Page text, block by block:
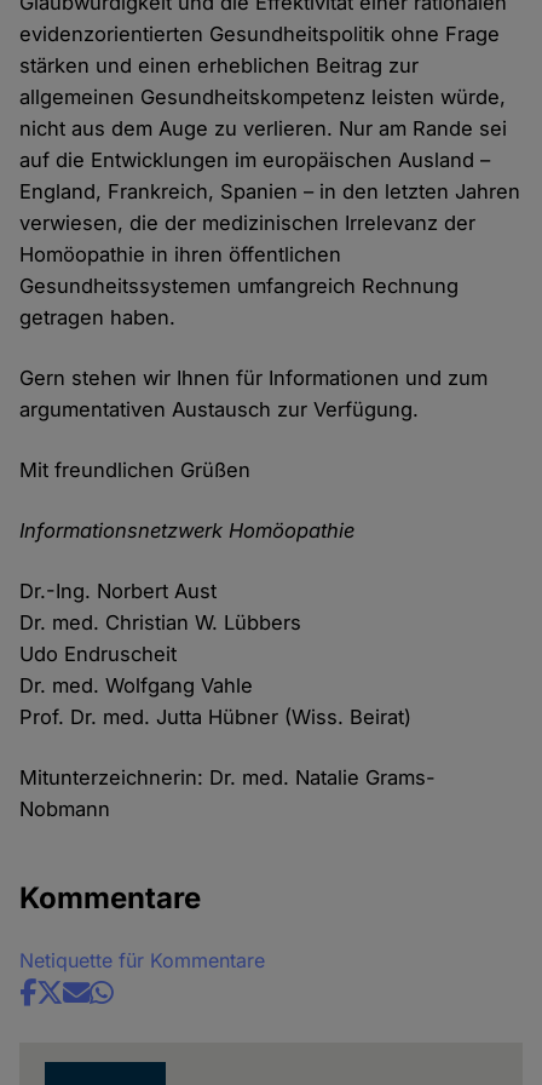
evidenzorientierten Gesundheitspolitik ohne Frage
stärken und einen erheblichen Beitrag zur
allgemeinen Gesundheitskompetenz leisten würde,
nicht aus dem Auge zu verlieren. Nur am Rande sei
auf die Entwicklungen im europäischen Ausland –
England, Frankreich, Spanien – in den letzten Jahren
verwiesen, die der medizinischen Irrelevanz der
Homöopathie in ihren öffentlichen
Gesundheitssystemen umfangreich Rechnung
getragen haben.
Gern stehen wir Ihnen für Informationen und zum
argumentativen Austausch zur Verfügung.
Mit freundlichen Grüßen
Informationsnetzwerk Homöopathie
Dr.-Ing. Norbert Aust
Dr. med. Christian W. Lübbers
Udo Endruscheit
Dr. med. Wolfgang Vahle
Prof. Dr. med. Jutta Hübner (Wiss. Beirat)
Mitunterzeichnerin: Dr. med. Natalie Grams-
Nobmann
Kommentare
Netiquette für Kommentare
Share